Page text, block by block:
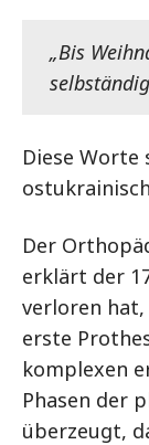
„Bis
Diese Worte
Der
erklärt der
verloren
erste
komplexen
Phasen der
überzeugt,